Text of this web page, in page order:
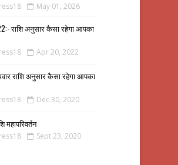
May 01, 2026
राशि अनुसार कैसा रहेगा आपका
Apr 20, 2022
राशि अनुसार कैसा रहेगा आपका
Dec 30, 2020
महापरिवर्तन
Sept 23, 2020